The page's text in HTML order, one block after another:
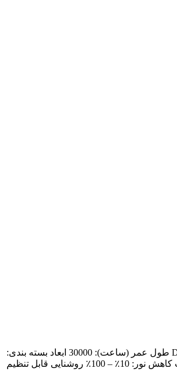
رنگ: مهتابی و آفتابی و بین آنها کاربرد: اتاق خواب دمای رنگ (CCT): 2700K (سفید نرم و گرم) جنس بدنه لامپ: کریستال و فلز ولتاژ ورودی (V): DC 6V طول عمر (ساعت): 30000 ابعاد بسته بندی: